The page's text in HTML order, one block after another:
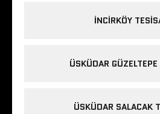
INCIRKÖY
ÜSKÜDAR
ÜSKÜDAR SALACAK